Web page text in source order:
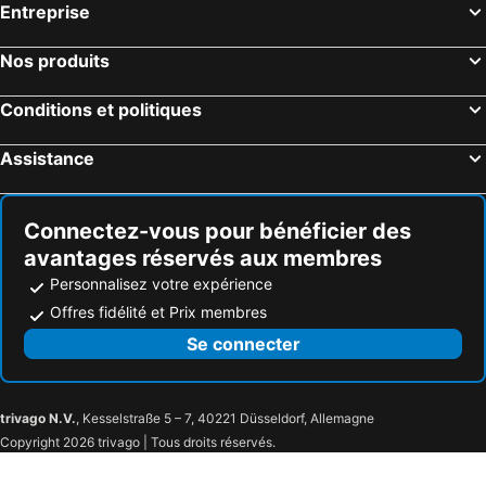
Entreprise
Nos produits
Conditions et politiques
Assistance
Connectez-vous pour bénéficier des
avantages réservés aux membres
Personnalisez votre expérience
Offres fidélité et Prix membres
Se connecter
trivago N.V., Kesselstraße 5 – 7, 40221 Düsseldorf, Allemagne
Copyright 2026 trivago | Tous droits réservés.